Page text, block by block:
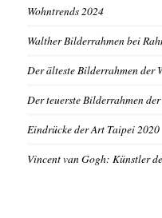
Wohntrends 2024
Walther Bilderrahmen bei
Der älteste Bilderrahmen der
Der teuerste Bilderrahmen
Eindrücke der Art Taipei 2020
Vincent van Gogh: Künstler